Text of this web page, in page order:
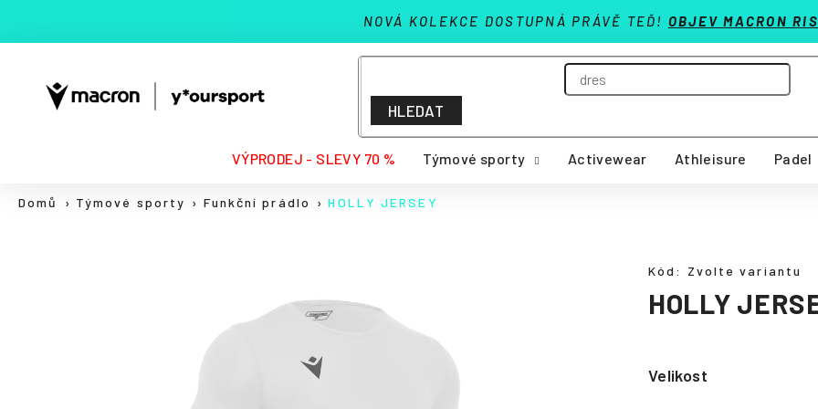
obsah
NOVÁ KOLEKCE DOSTUPNÁ PRÁVĚ TEĎ! OBJEV MACRON
HLEDAT
VÝPRODEJ - SLEVY 70 % Týmové sporty Activewear Athleisure Padel
Domů Týmové sporty Funkční prádlo HOLLY JERSEY
HOLLY
Velikost
Kód: Zvolte variantu
Zpět
obchodu
Zpět
obchodu